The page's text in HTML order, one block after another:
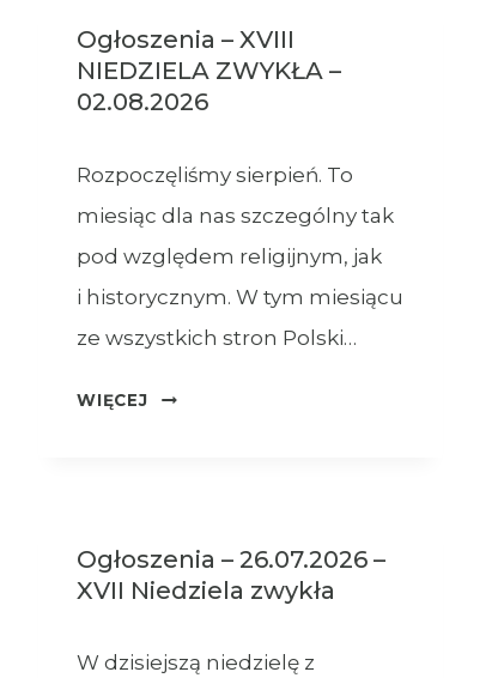
Ogłoszenia – XVIII
NIEDZIELA ZWYKŁA –
02.08.2026
Rozpoczęliśmy sierpień. To
miesiąc dla nas szczególny tak
pod względem religijnym, jak
i historycznym. W tym miesiącu
ze wszystkich stron Polski…
WIĘCEJ
OGŁOSZENIA
–
02.08.2026
Ogłoszenia – 26.07.2026 –
XVII Niedziela zwykła
W dzisiejszą niedzielę z